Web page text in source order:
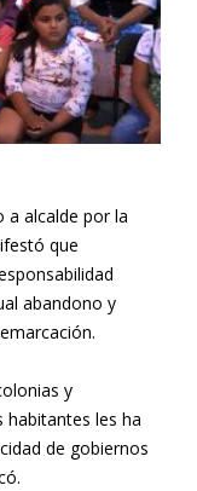
a alcalde por la
que
abandono y
y
habitantes les ha
de gobiernos